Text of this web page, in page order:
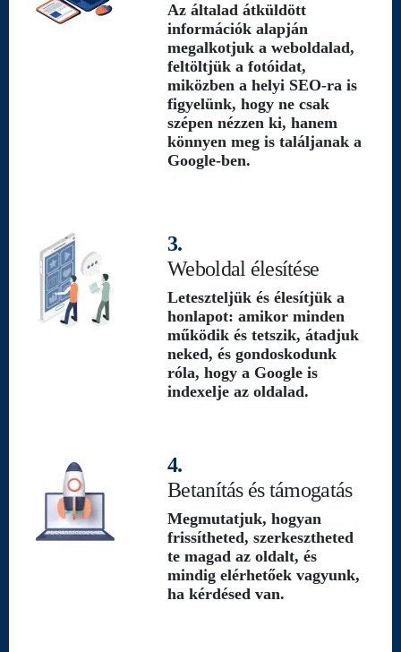
Az általad átküldött
információk alapján
megalkotjuk a weboldalad,
feltöltjük a fotóidat,
miközben a helyi SEO-ra is
figyelünk, hogy ne csak
szépen nézzen ki, hanem
könnyen meg is találjanak a
Google-ben.
3.
Weboldal élesítése
Leteszteljük és élesítjük a
honlapot: amikor minden
működik és tetszik, átadjuk
neked, és gondoskodunk
róla, hogy a Google is
indexelje az oldalad.
4.
Betanítás és támogatás
Megmutatjuk, hogyan
frissítheted, szerkesztheted
te magad az oldalt, és
mindig elérhetőek vagyunk,
ha kérdésed van.